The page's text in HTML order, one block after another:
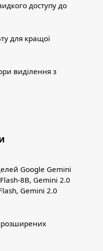
доступу до
для кращої
виділення з
Google Gemini
8B, Gemini 2.0
Gemini 2.0
розширених